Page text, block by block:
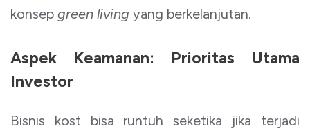
konsep green living yang berkelanjutan.
Aspek Keamanan: Prioritas Utama
Investor
Bisnis kost bisa runtuh seketika jika terjadi